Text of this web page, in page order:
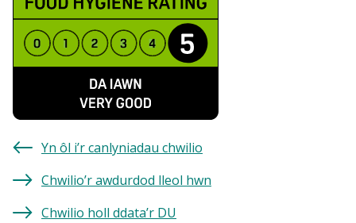
Yn ôl i’r canlyniadau chwilio
Chwilio’r awdurdod lleol hwn
Chwilio holl ddata’r DU